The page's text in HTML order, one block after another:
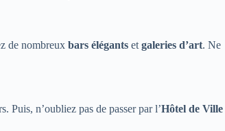
de nombreux bars élégants et galeries d’art. Ne
Puis, n’oubliez pas de passer par l’Hôtel de Ville